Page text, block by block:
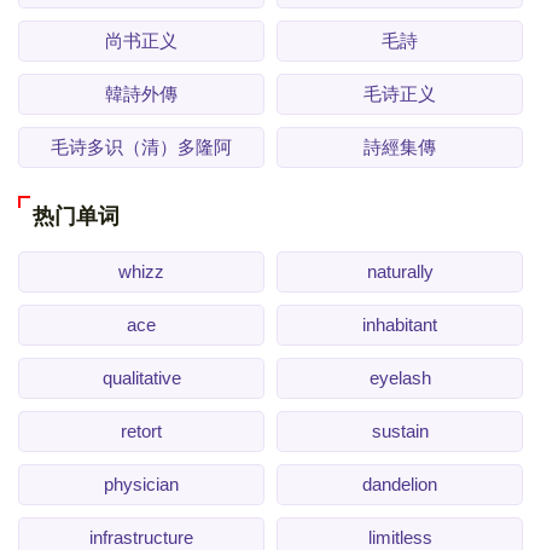
尚书正义 毛詩
韓詩外傳 毛诗正义
毛诗多识（清）多隆阿 詩經集傳
热门单词
whizz naturally
ace inhabitant
qualitative eyelash
retort sustain
physician dandelion
infrastructure limitless